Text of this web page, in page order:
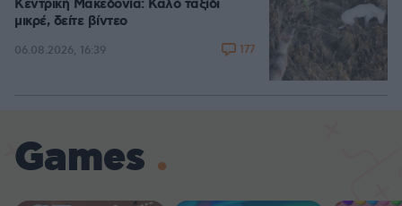
Κεντρική Μακεδονία: Καλό ταξίδι
μικρέ, δείτε βίντεο
06.08.2026, 16:39 177
Games